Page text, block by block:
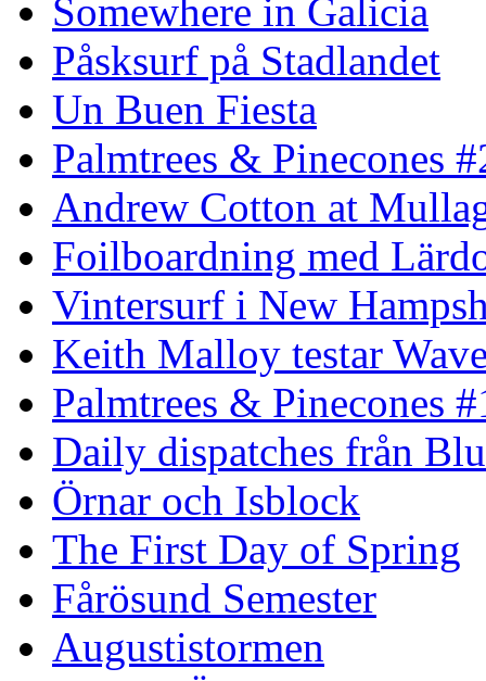
Somewhere in Galicia
Påsksurf på Stadlandet
Un Buen Fiesta
Palmtrees & Pinecones
Andrew Cotton at
Foilboardning med
Vintersurf i New
Keith Malloy testar
Palmtrees & Pinecones
Daily dispatches från
Örnar och Isblock
The First Day of Spring
Fårösund Semester
Augustistormen